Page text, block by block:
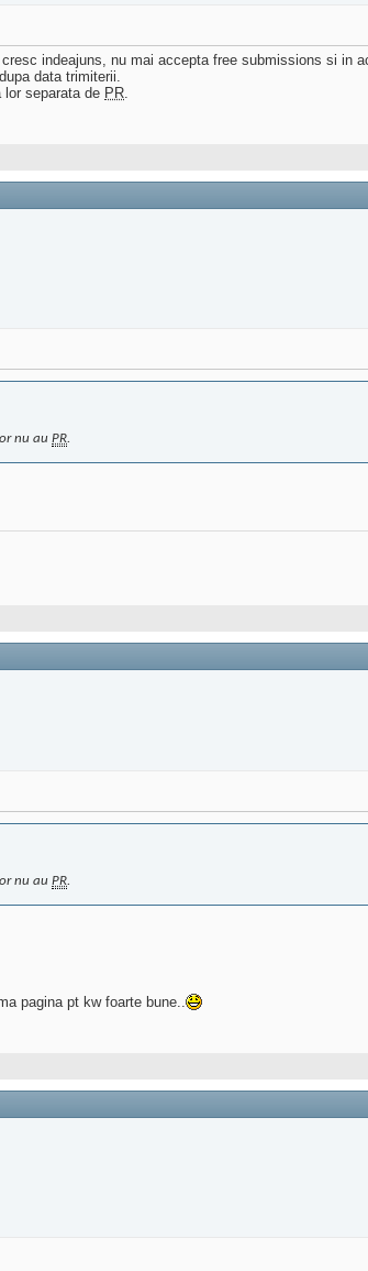
indeajuns, nu mai accepta free submissions si in
data trimiterii.
lor separata de PR.
nu au PR.
nu au PR.
pagina pt kw foarte bune..